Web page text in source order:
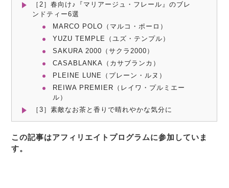
［2］春向け♪『マリアージュ・フレール』のブレ
ンドティー6選
MARCO POLO（マルコ・ポーロ）
YUZU TEMPLE（ユズ・テンプル）
SAKURA 2000（サクラ2000）
CASABLANKA（カサブランカ）
PLEINE LUNE（プレーン・ルヌ）
REIWA PREMIER（レイワ・プルミエー
ル）
［3］素敵なお茶と香りで晴れやかな気分に
この記事はアフィリエイトプログラムに参加していま
す。